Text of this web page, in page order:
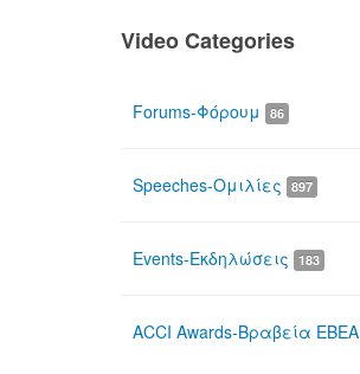
Video Categories
Forums-Φόρουμ 86
Speeches-Ομιλίες 897
Events-Εκδηλώσεις 183
ACCI Awards-Βραβεία ΕΒΕΑ